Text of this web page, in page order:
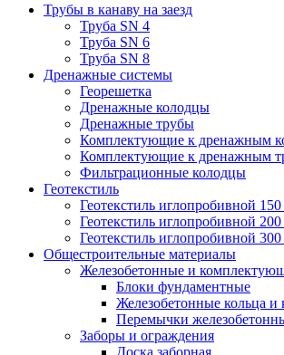
Трубы в канаву на заезд
Труба SN 4
Труба SN 6
Труба SN 8
Дренажные системы
Георешетка
Дренажные колодцы
Дренажные трубы
Комплектующие к дренажным
Комплектующие к дренажным
Фильтрационные колодцы
Геотекстиль
Геотекстиль иглопробивной
Геотекстиль иглопробивной
Геотекстиль иглопробивной
Общестроительные материалы
Железобетонные и
Блоки фундаментные
Железобетонные кольца
Перемычки
Заборы и ограждения
Доска заборная